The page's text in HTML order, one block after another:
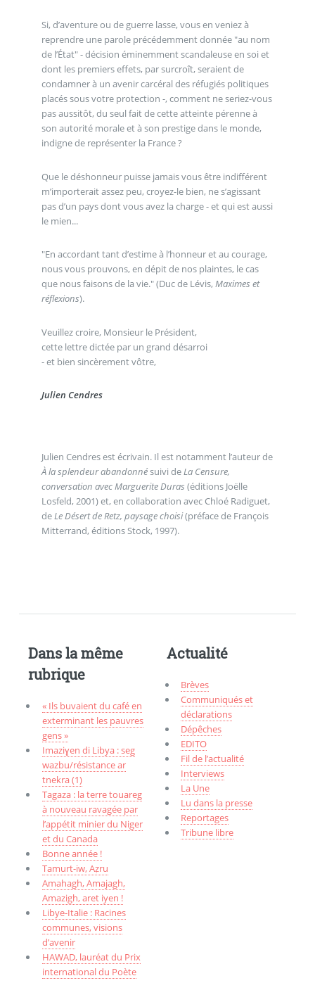
Si, d’aventure ou de guerre lasse, vous en veniez à
reprendre une parole précédemment donnée "au nom
de l’État" - décision éminemment scandaleuse en soi et
dont les premiers effets, par surcroît, seraient de
condamner à un avenir carcéral des réfugiés politiques
placés sous votre protection -, comment ne seriez-vous
pas aussitôt, du seul fait de cette atteinte pérenne à
son autorité morale et à son prestige dans le monde,
indigne de représenter la France ?
Que le déshonneur puisse jamais vous être indifférent
m’importerait assez peu, croyez-le bien, ne s’agissant
pas d’un pays dont vous avez la charge - et qui est aussi
le mien...
"En accordant tant d’estime à l’honneur et au courage,
nous vous prouvons, en dépit de nos plaintes, le cas
que nous faisons de la vie." (Duc de Lévis, Maximes et
réflexions).
Veuillez croire, Monsieur le Président,
cette lettre dictée par un grand désarroi
- et bien sincèrement vôtre,
Julien Cendres
Julien Cendres est écrivain. Il est notamment l’auteur de
À la splendeur abandonnésuivi deLa Censure,
conversation avec Marguerite Duras (éditions Joëlle
Losfeld, 2001) et, en collaboration avec Chloé Radiguet,
deLe Désert de Retz, paysage choisi(préface de François
Mitterrand, éditions Stock, 1997).
Dans la même
rubrique
« Ils buvaient du café en
exterminant les pauvres
gens »
Imaziɣen di Libya : seg
wazbu/résistance ar
tnekra (1)
Tagaza : la terre touareg
à nouveau ravagée par
l’appétit minier du Niger
et du Canada
Bonne année !
Tamurt-iw, Aẓru
Amahagh, Amajagh,
Amazigh, aret iyen !
Libye-Italie : Racines
communes, visions
d’avenir
HAWAD, lauréat du Prix
international du Poète
Actualité
Brèves
Communiqués et
déclarations
Dépêches
EDITO
Fil de l’actualité
Interviews
La Une
Lu dans la presse
Reportages
Tribune libre